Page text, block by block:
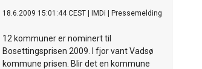
18.6.2009 15:01:44 CEST IMDi Pressemelding
12 kommuner er nominert til
Bosettingsprisen 2009. I fjor vant Vadsø
kommune prisen. Blir det en kommune